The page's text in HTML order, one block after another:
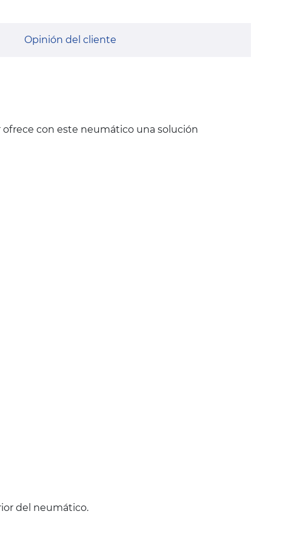
Opinión del cliente
con este neumático una solución
del neumático.